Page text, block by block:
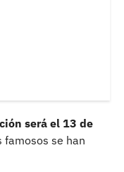
será el 13 de
se han